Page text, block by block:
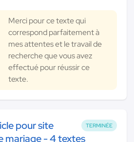
Merci pour ce texte qui
correspond parfaitement à
mes attentes et le travail de
recherche que vous avez
effectué pour réussir ce
texte.
TERMINÉE
pour site
mariage - 4 textes